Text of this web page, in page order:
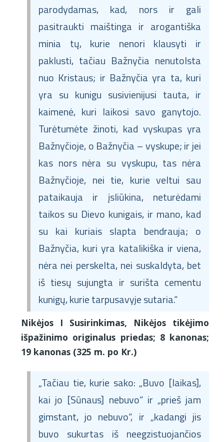
parodydamas, kad, nors ir gali
pasitraukti maištinga ir arogantiška
minia tų, kurie nenori klausyti ir
paklusti, tačiau Bažnyčia nenutolsta
nuo Kristaus; ir Bažnyčia yra ta, kuri
yra su kunigu susivienijusi tauta, ir
kaimenė, kuri laikosi savo ganytojo.
Turėtumėte žinoti, kad vyskupas yra
Bažnyčioje, o Bažnyčia – vyskupe; ir jei
kas nors nėra su vyskupu, tas nėra
Bažnyčioje, nei tie, kurie veltui sau
pataikauja ir įsliūkina, neturėdami
taikos su Dievo kunigais, ir mano, kad
su kai kuriais slapta bendrauja; o
Bažnyčia, kuri yra katalikiška ir viena,
nėra nei perskelta, nei suskaldyta, bet
iš tiesų sujungta ir surišta cementu
kunigų, kurie tarpusavyje sutaria.“
Nikėjos I Susirinkimas, Nikėjos tikėjimo
išpažinimo originalus priedas; 8 kanonas;
19 kanonas (325 m. po Kr.)
„Tačiau tie, kurie sako: „Buvo [laikas],
kai jo [Sūnaus] nebuvo“ ir „prieš jam
gimstant, jo nebuvo“, ir „kadangi jis
buvo sukurtas iš neegzistuojančios